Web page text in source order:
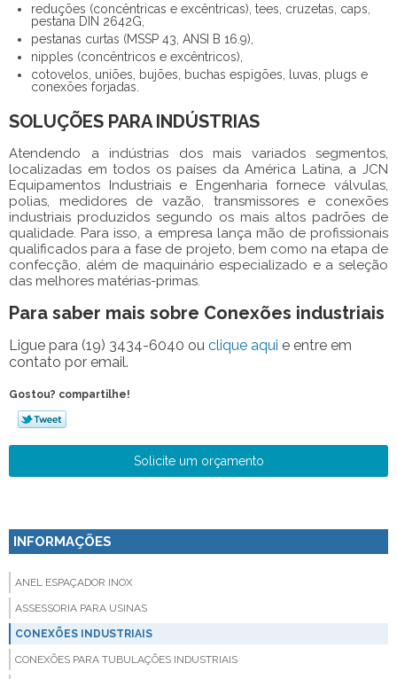
reduções (concêntricas e excêntricas), tees, cruzetas, caps,
pestana DIN 2642G,
pestanas curtas (MSSP 43, ANSI B 16.9),
nipples (concêntricos e excêntricos),
cotovelos, uniões, bujões, buchas espigões, luvas, plugs e
conexões forjadas.
SOLUÇÕES PARA INDÚSTRIAS
Atendendo a indústrias dos mais variados segmentos,
localizadas em todos os países da América Latina, a JCN
Equipamentos Industriais e Engenharia fornece válvulas,
polias, medidores de vazão, transmissores e conexões
industriais produzidos segundo os mais altos padrões de
qualidade. Para isso, a empresa lança mão de profissionais
qualificados para a fase de projeto, bem como na etapa de
confecção, além de maquinário especializado e a seleção
das melhores matérias-primas.
Para saber mais sobre Conexões industriais
Ligue para (19) 3434-6040 ou clique aqui e entre em
contato por email.
Gostou? compartilhe!
Solicite um orçamento
INFORMAÇÕES
ANEL ESPAÇADOR INOX
ASSESSORIA PARA USINAS
CONEXÕES INDUSTRIAIS
CONEXÕES PARA TUBULAÇÕES INDUSTRIAIS